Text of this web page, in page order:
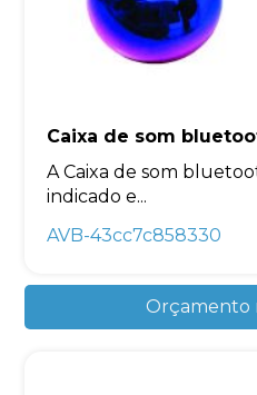
Caixa de som
A Caixa de som
indicado e...
AVB-43cc7c858330
Orçamento